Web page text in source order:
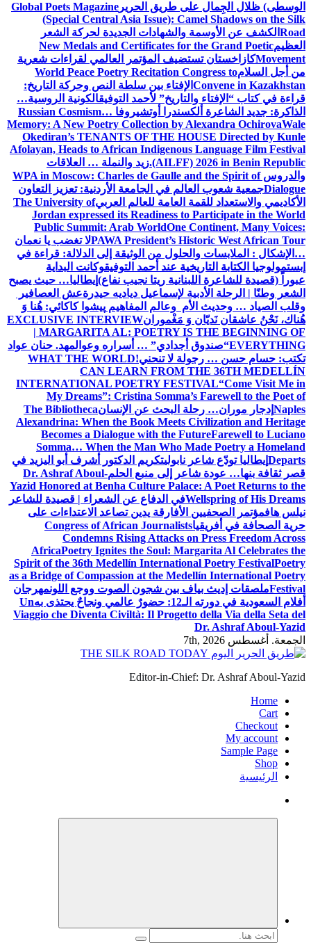
الوسطى) ظلال الجِمال على طريق الحرير Global Poets Magazine
(Special Central Asia Issue): Camel Shadows on the Silk
Road الكشف عن الأوسمة والشهادات الجديدة لحركة الشعر
العظيمNew Medals and Certificates for the Grand Poetic
Movementكازاخستان تستضيف المؤتمر العالمي لقراءات شعرية
من أجل السلامWorld Peace Poetry Recitation Congress to
Convene in Kazakhstan الإفتاء بين سلطة النص وحركة التاريخ:
قراءة في كتاب “الإفتاء والتاريخ” لأحمد التوفيقالكونية الروسية…
الذاكرة: جديد الشاعرة ألكسندرا أوتشيروفا Russian Cosmism…
Memory: A New Poetry Collection by Alexandra OchirovaWale
Okediran’s TENANTS OF THE HOUSE Directed by Kunle
Afolayan, Heads to African Indigenous Language Film Festival
(AILFF) 2026 in Benin Republic. زيد والنملة … العلاقات
والدروسWPA in Moscow: Charles de Gaulle and the Spirit of
Dialogueجمعية شعوب العالم في الجامعة الأردنية: تعزيز التعاون
الأكاديمي والاستعداد للقمة العامة للعالم العربيThe University of
Jordan expressed its Readiness to Participate in the World
Public Summit: Arab WorldOne Continent, Many Voices:
PAWA President’s Historic West African Tourلا تغضب يا نعمان
…الإشكال : الملابسات والحلول من الوثيقة إلى الدلالة: قراءة في
إبستمولوجيا الكتابة التاريخية عند أحمد التوفيقوكانت البداية
عبوراً (قصيدة للشاعرة اللبنانية ريتا نجيب نفاع) إيطاليا… حيث يصبح
الشعر وطنًا | الرحلة الأدبية لإسماعيل دياديه حيدرةعش العصافير
وقلب الصياد … وحديث الأم وعالم المفاهيم پیشوا کاکائي: هُنا وَ
هُناك، نَحْنُ عاشقان نَديّان وَ مَغْمورانEXCLUSIVE INTERVIEW
| MARGARITA AL: POETRY IS THE BEGINNING OF
EVERYTHING“صندوق أجدادي” … أسراره وعوالمهد. حنان عواد
تكتب: حسام حسن … رجولة لا تنحني!WHAT THE WORLD
CAN LEARN FROM THE 36TH MEDELLÍN
INTERNATIONAL POETRY FESTIVAL“Come Visit Me in
My Dreams”: Cristina Somma’s Farewell to the Poet of
Naples إدجار موران… رحلة البحث عن الإنسانThe Bibliotheca
Alexandrina: When the Book Meets Civilization and Heritage
Becomes a Dialogue with the FutureFarewell to Luciano
Somma… When the Man Who Made Poetry a Homeland
Departs إيطاليا تودّع شاعر نابوليتكريم الدكتور أشرف أبو اليزيد في
قصر ثقافة بنها… عودة شاعر إلى منبع الحلمDr. Ashraf Aboul-
Yazid Honored at Benha Culture Palace: A Poet Returns to the
Wellspring of His Dreamsفي الدفاع عن الشعراء | قصيدة للشاعر
نيلس هافمؤتمر الصحفيين الأفارقة يدين تصاعد الاعتداءات على
حرية الصحافة في أفريقياCongress of African Journalists
Condemns Rising Attacks on Press Freedom Across
AfricaPoetry Ignites the Soul: Margarita Al Celebrates the
Spirit of the 36th Medellín International Poetry FestivalPoetry
as a Bridge of Compassion at the Medellín International Poetry
Festivalملصقات إديث بياف بين شجون الصوت ووجع اللونمهرجان
أفلام السعودية في دورته الـ12: حضورٌ عالمي ونجاحٌ يحتذى به
Un
Viaggio che Diventa Civiltà: Il Progetto della Via della Seta del
Dr. Ashraf Aboul-Yazid
الجمعة. أغسطس 7th, 2026
Editor-in-Chief: Dr. Ashraf Aboul-Yazid
Home
Cart
Checkout
My account
Sample Page
Shop
الرئيسية
البحث